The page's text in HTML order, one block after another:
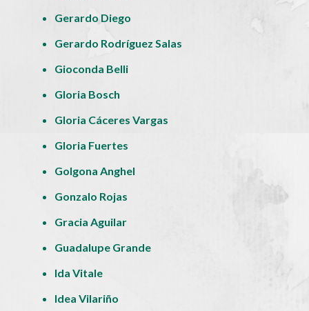
Gerardo Diego
Gerardo Rodríguez Salas
Gioconda Belli
Gloria Bosch
Gloria Cáceres Vargas
Gloria Fuertes
Golgona Anghel
Gonzalo Rojas
Gracia Aguilar
Guadalupe Grande
Ida Vitale
Idea Vilariño